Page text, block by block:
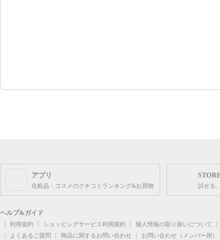
アプリ
化粧品・コスメのクチコミランキング&お買物 試せる
ヘルプ&ガイド
利用規約 ショッピングサービス利用規約
個人情報の取り扱いについて
よくあるご質問
商品に関するお問い合わせ お問い合わせ（メンバー用）